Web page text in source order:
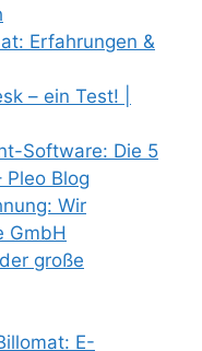
Erfahrungen &
– ein Test! |
Software: Die 5
Blog
Wir
GmbH
große
E-